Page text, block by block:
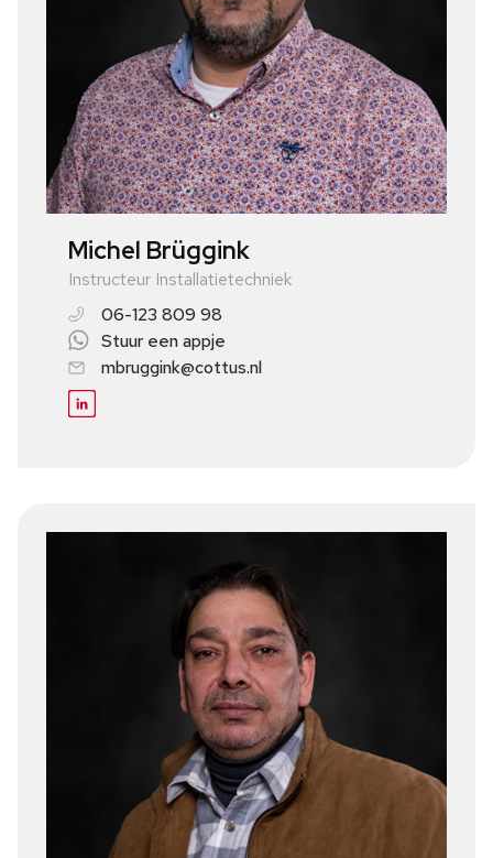
Michel Brüggink
Instructeur Installatietechniek
06-123 809 98
Stuur een appje
mbruggink@cottus.nl